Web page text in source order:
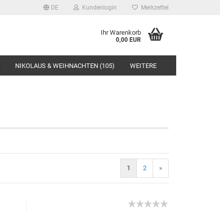
DE Kundenlogin Merkzettel
Ihr Warenkorb
0,00 EUR
NIKOLAUS & WEIHNACHTEN (105) WEITERE
1 2 »